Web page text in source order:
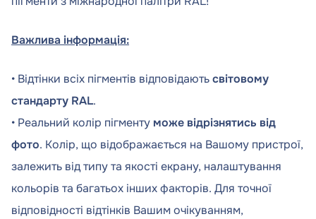
Важлива інформація:
• Відтінки всіх пігментів відповідаютьсвітовому
стандарту RAL.
• Реальний колір пігменту може відрізнятись від
фото. Колір, що відображається на Вашому пристрої,
залежить від типу та якості екрану, налаштування
кольорів та багатьох інших факторів. Для точної
відповідності відтінків Вашим очікуванням,